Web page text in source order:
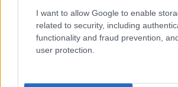
I want to allow Google to enable
related to security, including
functionality and fraud prevention,
user protection.